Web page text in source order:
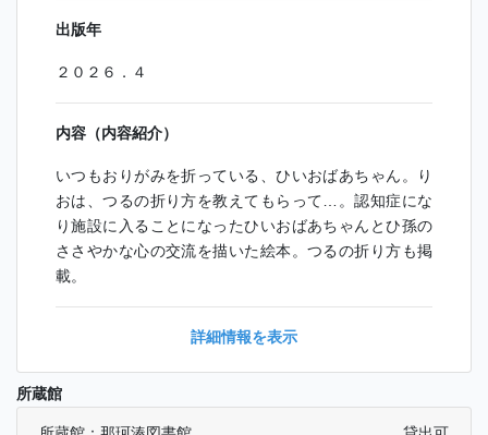
出版年
２０２６．４
内容（内容紹介）
いつもおりがみを折っている、ひいおばあちゃん。り
おは、つるの折り方を教えてもらって…。認知症にな
り施設に入ることになったひいおばあちゃんとひ孫の
ささやかな心の交流を描いた絵本。つるの折り方も掲
載。
詳細情報を表示
所蔵館